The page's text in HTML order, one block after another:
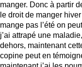
manger. Donc à partir
le droit de manger
mange pas l’été on
j’ai attrapé une
dehors, maintenant
copine peut en